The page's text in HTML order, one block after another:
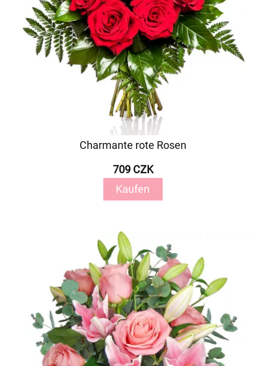
Charmante rote Rosen
709 CZK
Kaufen